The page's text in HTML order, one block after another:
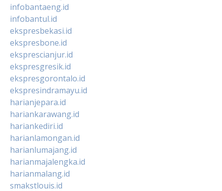
infobantaeng.id
infobantul.id
ekspresbekasi.id
ekspresbone.id
eksprescianjur.id
ekspresgresik.id
ekspresgorontalo.id
ekspresindramayu.id
harianjepara.id
hariankarawang.id
hariankediri.id
harianlamongan.id
harianlumajang.id
harianmajalengka.id
harianmalang.id
smakstlouis.id